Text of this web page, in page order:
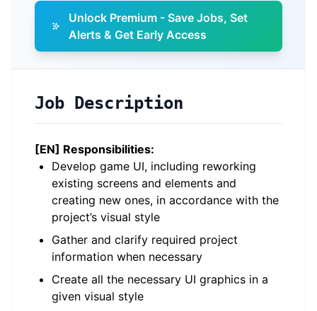
Unlock Premium - Save Jobs, Set
Alerts & Get Early Access
Job Description
[EN] Responsibilities:
Develop game UI, including reworking
existing screens and elements and
creating new ones, in accordance with the
project’s visual style
Gather and clarify required project
information when necessary
Create all the necessary UI graphics in a
given visual style